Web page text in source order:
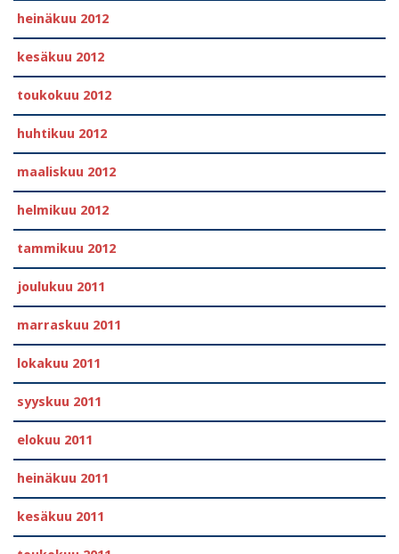
heinäkuu 2012
kesäkuu 2012
toukokuu 2012
huhtikuu 2012
maaliskuu 2012
helmikuu 2012
tammikuu 2012
joulukuu 2011
marraskuu 2011
lokakuu 2011
syyskuu 2011
elokuu 2011
heinäkuu 2011
kesäkuu 2011